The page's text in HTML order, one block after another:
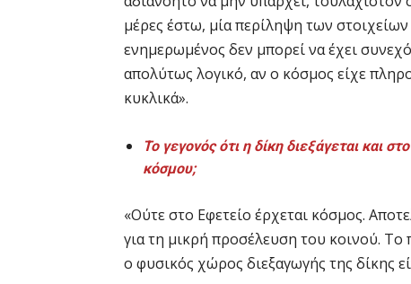
μέρες έστω, μία περίληψη των
ενημερωμένος δεν μπορεί να έχει
απολύτως λογικό, αν ο κόσμος είχε
κυκλικά».
Το γεγονός ότι η δίκη διεξάγεται και
κόσμου;
«Ούτε στο Εφετείο έρχεται κόσμος.
για τη μικρή προσέλευση του κοινού.
ο φυσικός χώρος διεξαγωγής της δίκης